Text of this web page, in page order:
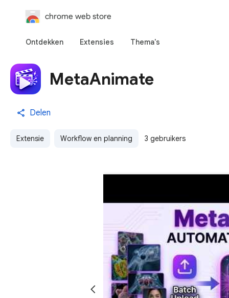
chrome web store
Ontdekken Extensies Thema's
MetaAnimate
Delen
Extensie Workflow en planning 3 gebruikers